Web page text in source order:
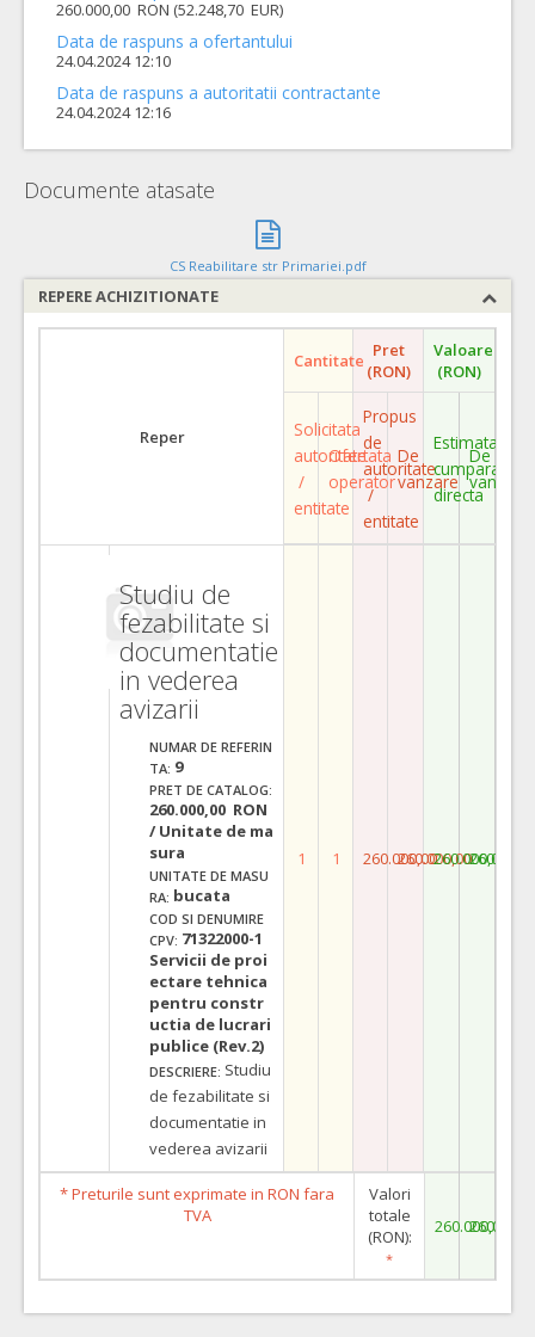
260.000,00 RON (52.248,70 EUR)
Data de raspuns a ofertantului
24.04.2024 12:10
Data de raspuns a autoritatii contractante
24.04.2024 12:16
Documente atasate
CS Reabilitare str Primariei.pdf
REPERE ACHIZITIONATE
Reper
Cantitate Pret
(RON)
Valoare
(RON)
Solicitata
autoritate
/
entitate
Ofertata
operator
Propus
de
autoritate
/
entitate
De
vanzare
Estimata
cumparare
directa
De
vanzare
Studiu de
fezabilitate si
documentatie
in vederea
avizarii
NUMAR DE REFERIN
TA: 9
PRET DE CATALOG:
260.000,00 RON
/ Unitate de ma
sura
UNITATE DE MASU
RA: bucata
COD SI DENUMIRE
CPV: 71322000-1
Servicii de proi
ectare tehnica
pentru constr
uctia de lucrari
publice (Rev.2)
DESCRIERE: Studiu
de fezabilitate si
documentatie in
vederea avizarii
1 1 260.000,00
260.000,00
260.000,00
* Preturile sunt exprimate in RON fara
TVA
Valori
totale
(RON):
*
260.000,00